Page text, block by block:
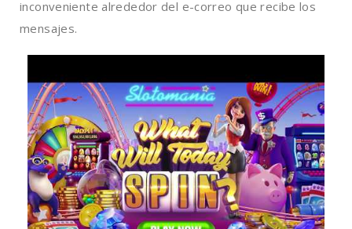
inconveniente alrededor del e-correo que recibe los
mensajes.